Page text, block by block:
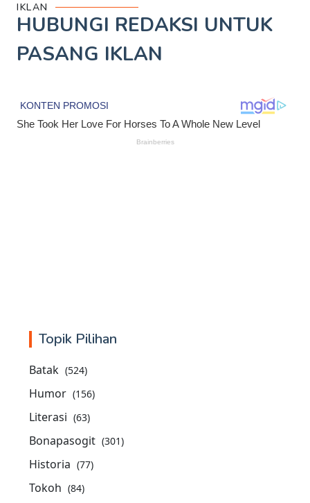
IKLAN
HUBUNGI REDAKSI UNTUK
PASANG IKLAN
Topik Pilihan
Batak (524)
Humor (156)
Literasi (63)
Bonapasogit (301)
Historia (77)
Tokoh (84)